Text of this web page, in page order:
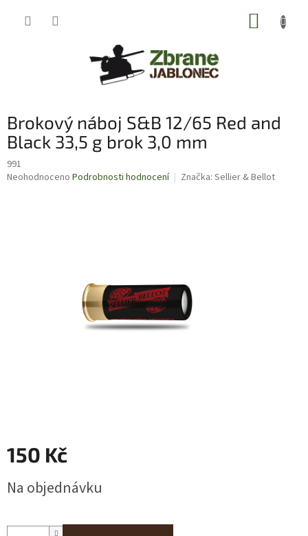
Brokový náboj S&B 12/65 Red and
Black 33,5 g brok 3,0 mm
991
Průměrné
Neohodnoceno Podrobnosti hodnocení Značka: Sellier & Bellot
150 Kč
cena:
Na objednávku